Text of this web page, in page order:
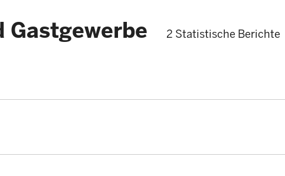
Gastgewerbe 2 Statistische Berichte